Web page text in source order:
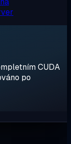
CUDA
po